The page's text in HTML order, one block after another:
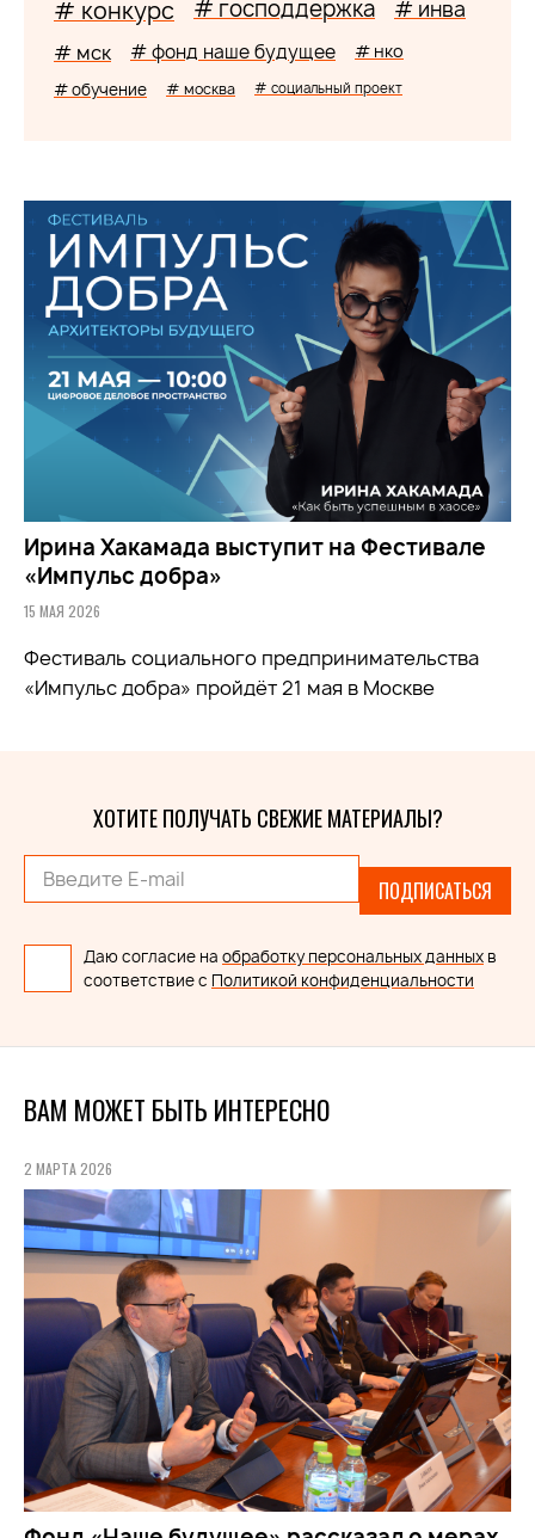
# конкурс # господдержка # инва
# мск # фонд наше будущее # нко
# обучение # москва # социальный проект
Ирина Хакамада выступит на Фестивале
«Импульс добра»
15 МАЯ 2026
Фестиваль социального предпринимательства
«Импульс добра» пройдёт 21 мая в Москве
ХОТИТЕ ПОЛУЧАТЬ СВЕЖИЕ МАТЕРИАЛЫ?
ПОДПИСАТЬСЯ
Даю согласие на обработку персональных данных в
соответствие с Политикой конфиденциальности
ВАМ МОЖЕТ БЫТЬ ИНТЕРЕСНО
2 МАРТА 2026